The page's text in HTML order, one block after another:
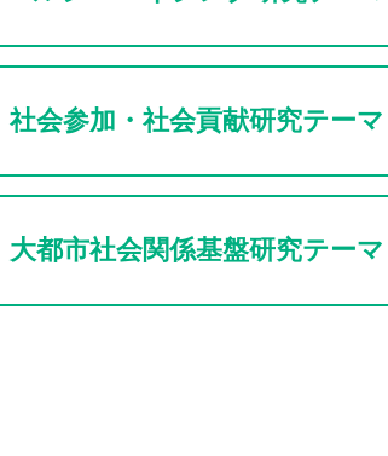
社会参加・社会貢献研究テーマ
大都市社会関係基盤研究テーマ